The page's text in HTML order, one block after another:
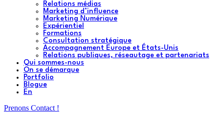
Relations médias
Marketing d’influence
Marketing Numérique
Expérientiel
Formations
Consultation stratégique
Accompagnement Europe et États-Unis
Relations publiques, réseautage et partenariats
Qui sommes-nous
On se démarque
Portfolio
Blogue
En
Prenons Contact !